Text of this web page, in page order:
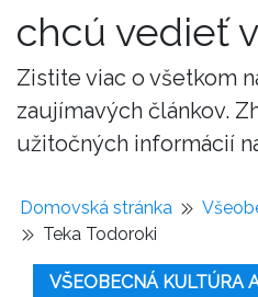
chcú vedieť
Zistite viac o všetkom
zaujímavých článkov.
užitočných informácií
Domovská stránka
Teka Todoroki
VŠEOBECNÁ KULTÚRA